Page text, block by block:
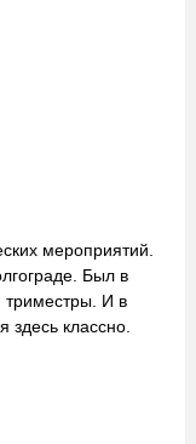
мероприятий.
Был в
триместры. И в
здесь классно.